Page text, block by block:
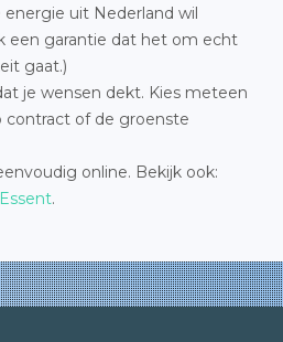
energie uit Nederland wil
een garantie dat het om echt
gaat.)
je wensen dekt. Kies meteen
contract of de groenste
online. Bekijk ook:
.